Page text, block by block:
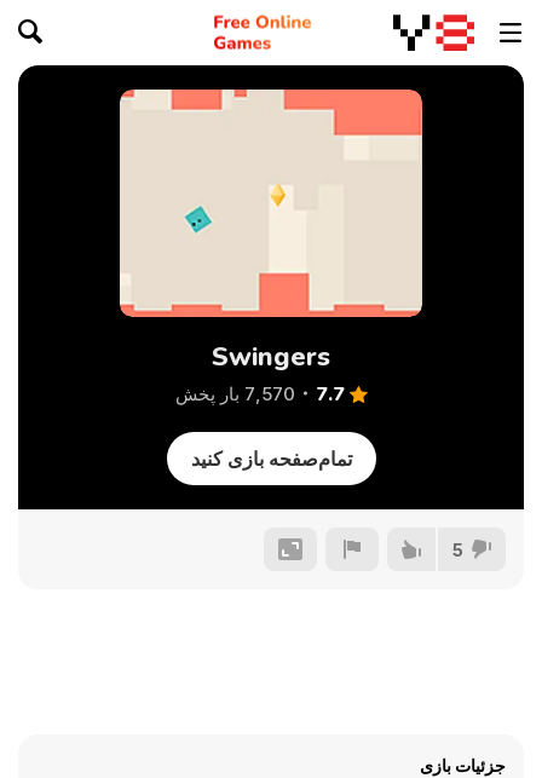
Swingers
7.7 7,570 بار پخش
تمام‌صفحه بازی کنید
5
جزئیات بازی